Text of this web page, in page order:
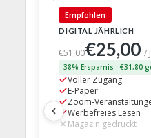
Empfohlen
DIGITAL JÄHRLICH
€51,00€25,00/
38% Ersparnis · €31,80
Voller Zugang
E-Paper
Zoom-
Werbefreies Lesen
Magazin gedruckt